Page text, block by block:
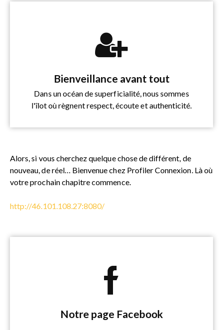
Bienveillance avant tout
Dans un océan de superficialité, nous sommes
l'îlot où règnent respect, écoute et authenticité.
Alors, si vous cherchez quelque chose de différent, de
nouveau, de réel… Bienvenue chez Profiler Connexion. Là où
votre prochain chapitre commence.
​http://46.101.108.27:8080/
Notre page Facebook